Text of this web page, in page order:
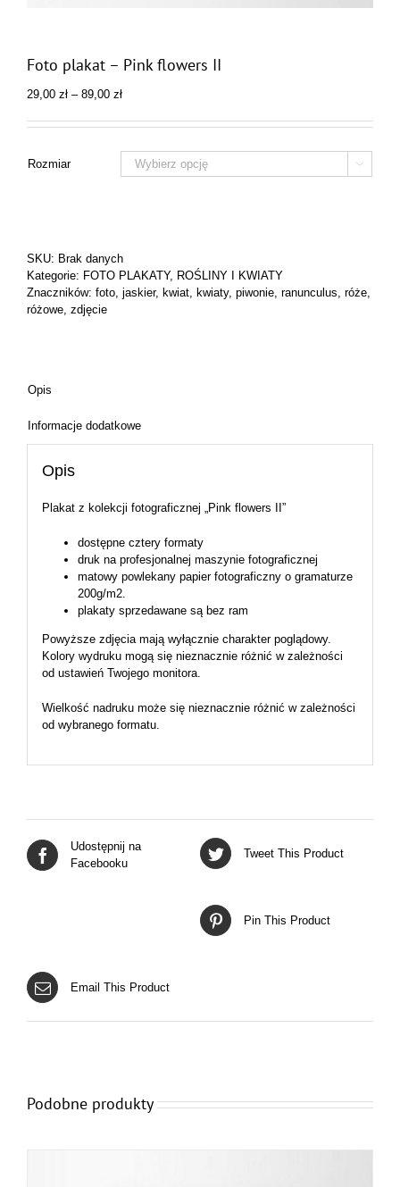
Foto plakat – Pink flowers II
29,00 zł – 89,00 złZakres
od
89,00 zł
Rozmiar 
SKU: Brak danych
Kategorie: FOTO PLAKATY, ROŚLINY I KWIATY
Znaczników: foto, jaskier, kwiat, kwiaty, piwonie, ranunculus, róże,
różowe, zdjęcie
Opis
Informacje dodatkowe
Opis
Plakat z kolekcji fotograficznej „Pink flowers II”
dostępne cztery formaty
druk na profesjonalnej maszynie fotograficznej
matowy powlekany papier fotograficzny o gramaturze
200g/m2.
plakaty sprzedawane są bez ram
Powyższe zdjęcia mają wyłącznie charakter poglądowy.
Kolory wydruku mogą się nieznacznie różnić w zależności
od ustawień Twojego monitora.
Wielkość nadruku może się nieznacznie różnić w zależności
od wybranego formatu.
Udostępnij na
Facebooku
Tweet This Product
Pin This Product
Email This Product
Podobne produkty